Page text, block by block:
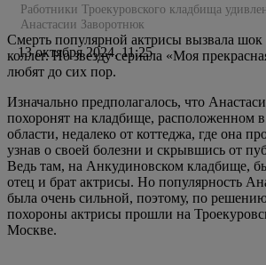
Работники Троекуровского кладбища
Анастасии Заворотнюк
13 октября 2024, 11:25
Смерть популярной актрисы вызвала шок
коллег. Но звезду сериала «Моя
любят до сих пор.
Изначально предполагалось, что
похоронят на кладбище, расположенном
области, недалеко от коттеджа, где она
узнав о своей болезни и скрывшись от
Ведь там, на Анкудиновском кладбище,
отец и брат актрисы. Но популярность
была очень сильной, поэтому, по
похороны актрисы прошли на
Москве.